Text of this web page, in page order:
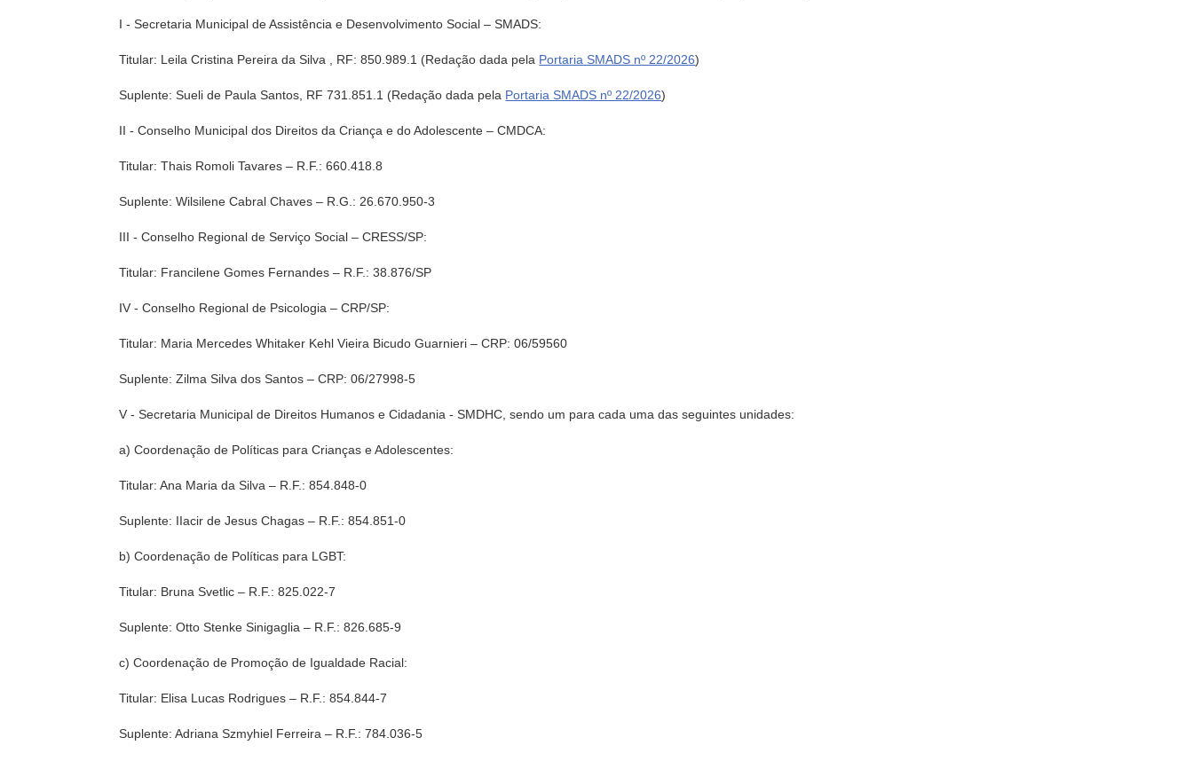
I - Secretaria Municipal de Assistência e Desenvolvimento Social – SMADS:
Titular: Leila Cristina Pereira da Silva , RF: 850.989.1 (Redação dada pela Portaria SMADS nº 22/2026)
Suplente: Sueli de Paula Santos, RF 731.851.1 (Redação dada pela Portaria SMADS nº 22/2026)
II - Conselho Municipal dos Direitos da Criança e do Adolescente – CMDCA:
Titular: Thais Romoli Tavares – R.F.: 660.418.8
Suplente: Wilsilene Cabral Chaves – R.G.: 26.670.950-3
III - Conselho Regional de Serviço Social – CRESS/SP:
Titular: Francilene Gomes Fernandes – R.F.: 38.876/SP
IV - Conselho Regional de Psicologia – CRP/SP:
Titular: Maria Mercedes Whitaker Kehl Vieira Bicudo Guarnieri – CRP: 06/59560
Suplente: Zilma Silva dos Santos – CRP: 06/27998-5
V - Secretaria Municipal de Direitos Humanos e Cidadania - SMDHC, sendo um para cada uma das seguintes unidades:
a) Coordenação de Políticas para Crianças e Adolescentes:
Titular: Ana Maria da Silva – R.F.: 854.848-0
Suplente: IIacir de Jesus Chagas – R.F.: 854.851-0
b) Coordenação de Políticas para LGBT:
Titular: Bruna Svetlic – R.F.: 825.022-7
Suplente: Otto Stenke Sinigaglia – R.F.: 826.685-9
c) Coordenação de Promoção de Igualdade Racial:
Titular: Elisa Lucas Rodrigues – R.F.: 854.844-7
Suplente: Adriana Szmyhiel Ferreira – R.F.: 784.036-5